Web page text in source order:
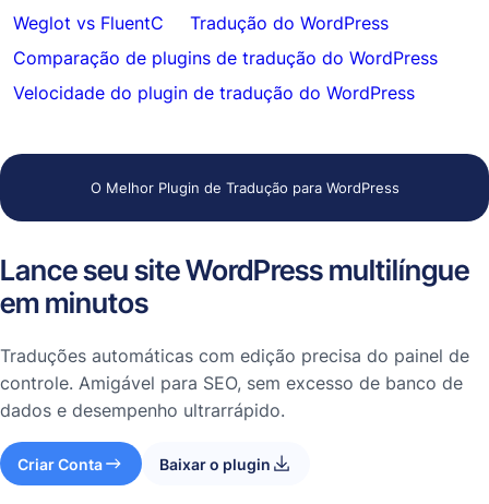
Weglot vs FluentC
Tradução do WordPress
Comparação de plugins de tradução do WordPress
Velocidade do plugin de tradução do WordPress
O Melhor Plugin de Tradução para WordPress
Lance seu site WordPress multilíngue
em minutos
Traduções automáticas com edição precisa do painel de
controle. Amigável para SEO, sem excesso de banco de
dados e desempenho ultrarrápido.
Criar Conta Baixar o plugin